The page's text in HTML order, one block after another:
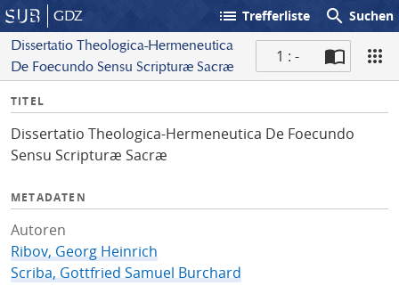
GDZ list Trefferliste search Suchen
Dissertatio Theologica-Hermeneutica
De Foecundo Sensu Scripturæ Sacræ
1 : -
I
f
o
TITEL
Dissertatio Theologica-Hermeneutica De Foecundo
Sensu Scripturæ Sacræ
METADATEN
Autoren
Ribov, Georg Heinrich
Scriba, Gottfried Samuel Burchard